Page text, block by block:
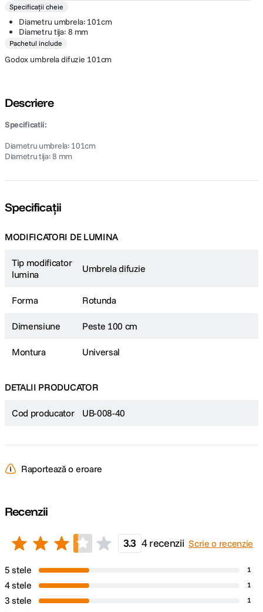
Specificații cheie
Diametru umbrela: 101cm
Diametru tija: 8 mm
Pachetul include
Godox umbrela difuzie 101cm
Descriere
Specificatii:
Diametru umbrela: 101cm
Diametru tija: 8 mm
Specificații
MODIFICATORI DE LUMINA
Tip modificator
lumina
Umbrela difuzie
Forma Rotunda
Dimensiune Peste 100 cm
Montura Universal
DETALII PRODUCATOR
Cod producator UB-008-40
Raportează o eroare
Recenzii
3.3 4 recenzii Scrie o recenzie
5 stele 1
4 stele 1
3 stele 1